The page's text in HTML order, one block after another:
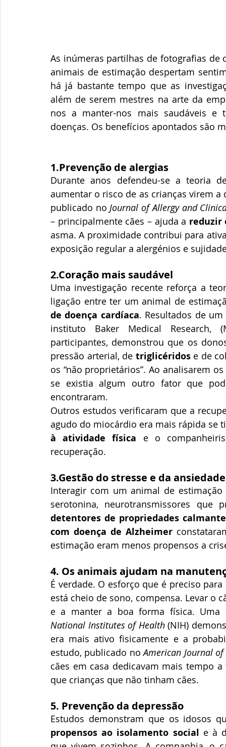
As inúmeras partilhas de fotografias de
animais de estimação despertam
há já bastante tempo que as
além de serem mestres na arte da
nos a manter-nos mais saudáveis e
doenças. Os benefícios apontados são
1.Prevenção de alergias
Durante anos defendeu-se a teoria
aumentar o risco de as crianças virem
publicado no Journal of Allergy and
– principalmente cães – ajuda a reduzir
asma. A proximidade contribui para
exposição regular a alergénios e
2.Coração mais saudável
Uma investigação recente reforça a
ligação entre ter um animal de
de doença cardíaca. Resultados de
instituto Baker Medical Research,
participantes, demonstrou que os
pressão arterial, de triglicéridos e de
os “não proprietários”. Ao analisarem
se existia algum outro fator que
encontraram.
Outros estudos verificaram que a
agudo do miocárdio era mais rápida se
à atividade física e o
recuperação.
3.Gestão do stresse e da ansiedade
Interagir com um animal de
detentores de propriedades
com doença de Alzheimer
estimação eram menos propensos a
4. Os animais ajudam na
É verdade. O esforço que é preciso
está cheio de sono, compensa. Levar o
National Institutes of Health (NIH)
era mais ativo fisicamente e a
estudo, publicado no American Journal
cães em casa dedicavam mais tempo
que crianças que não tinham cães.
5. Prevenção da depressão
Estudos demonstram que os idosos
propensos ao isolamento social e à